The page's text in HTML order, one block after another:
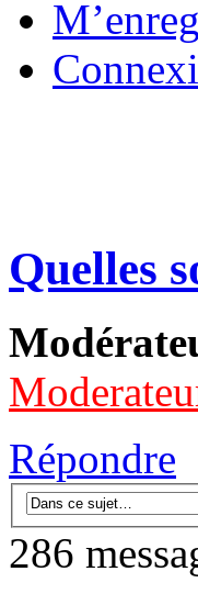
Quelles
Répondre
286